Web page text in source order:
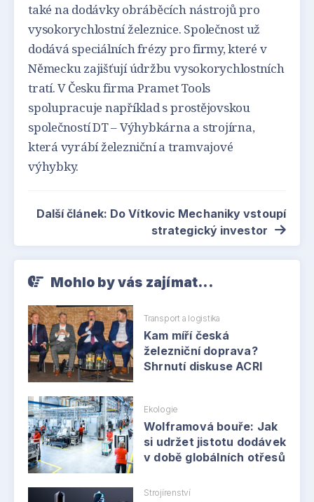
také na dodávky obráběcích nástrojů pro
vysokorychlostní železnice. Společnost už
dodává speciálních frézy pro firmy, které v
Německu zajišťují údržbu vysokorychlostních
tratí. V Česku firma Pramet Tools
spolupracuje například s prostějovskou
společností DT – Výhybkárna a strojírna,
která vyrábí železniční a tramvajové
výhybky.
Další článek: Do Vítkovic Mechaniky vstoupí
strategický investor
Mohlo by vás zajímat...
Transport a logistika
Kam míří česká
železniční doprava?
Shrnutí diskuse ACRI
Ekologie
Wolframová bouře: Jak
si udržet jistotu dodávek
v době globálních otřesů
Strojírenství